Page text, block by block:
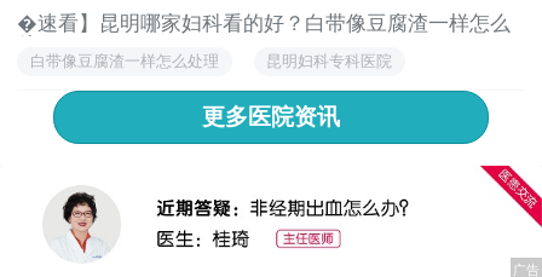
�速看】昆明哪家妇科看的好？白带像豆腐渣一样怎么
白带像豆腐渣一样怎么处理 昆明妇科专科医院
昆明妇科专科医院排行榜
更多医院资讯